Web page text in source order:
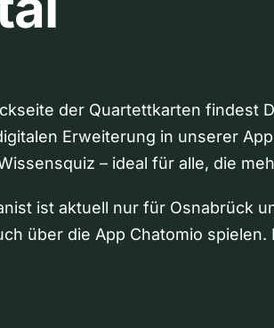
der Quartettkarten findest
Erweiterung in unserer
– ideal für alle, die
ist aktuell nur für Osnabrück
über die App Chatomio